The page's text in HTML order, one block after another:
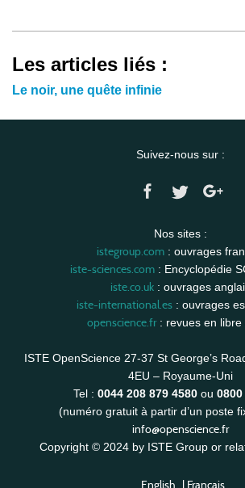
Les articles liés :
Le noir, une quête infinie
Suivez-nous sur :
Nos sites :
istegroup.com: ouvrages
iste-sciences.com: Encyclopédie
iste.co.uk : ouvrages
iste-international.es: ouvrages
openscience.fr: revues en libre
ISTE OpenScience 27-37 St George’s
4EU – Royaume-Uni
Tel : 0044 208 879 4580 ou 0800
(numéro gratuit à partir d’un poste
info@openscience.fr
Copyright © 2024 by ISTE Group or
English | Français